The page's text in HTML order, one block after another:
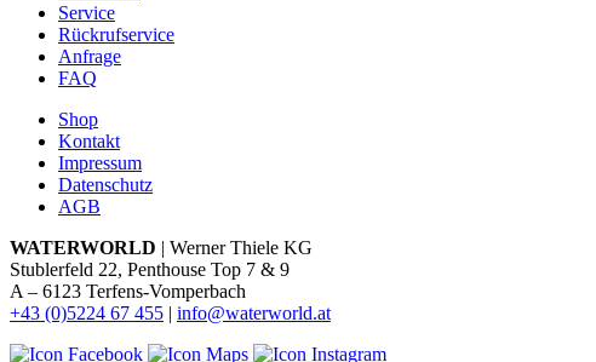
Service
Rückrufservice
Anfrage
FAQ
Shop
Kontakt
Impressum
Datenschutz
AGB
WATERWORLD | Werner Thiele KG
Stublerfeld 22, Penthouse Top 7 & 9
A – 6123 Terfens-Vomperbach
+43 (0)5224 67 455 | info@waterworld.at